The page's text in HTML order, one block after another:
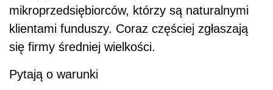
mikroprzedsiębiorców, którzy są naturalnymi
klientami funduszy. Coraz częściej zgłaszają
się firmy średniej wielkości.
Pytają o warunki